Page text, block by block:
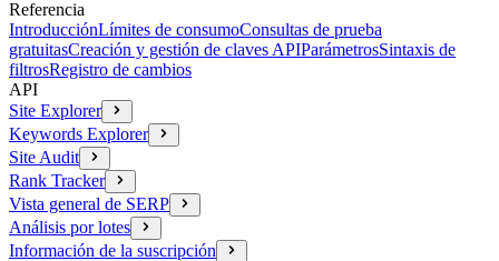
Referencia
IntroducciónLímites de consumoConsultas de prueba
gratuitasCreación y gestión de claves APIParámetrosSintaxis de
filtrosRegistro de cambios
API
Site Explorer
Keywords Explorer
Site Audit
Rank Tracker
Vista general de SERP
Análisis por lotes
Información de la suscripción